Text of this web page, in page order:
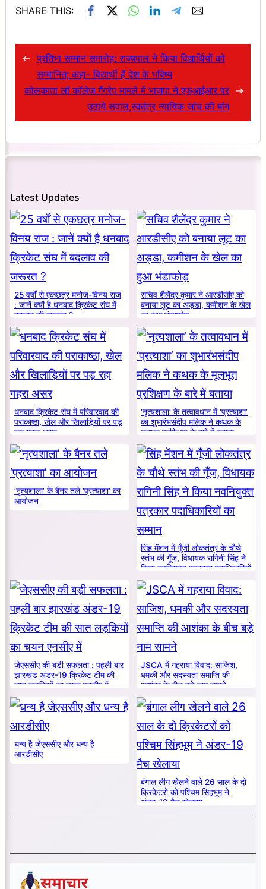
SHARE THIS:
← प्रतिभा सम्मान समारोह: राज्यपाल ने किया विद्यार्थियों को
सम्मानित; कहा- विद्यार्थी हैं देश के भविष्य
कोलकाता लॉ कॉलेज गैंगरेप मामले में भाजपा ने एफआईआर पर
उठाये सवाल,स्वतंत्र न्यायिक जांच की मांग
→
Latest Updates
25 वर्षों से एकछत्र मनोज-विनय राज
: जानें क्यों है धनबाद क्रिकेट संघ में
बदलाव की जरूरत ?
सचिव शैलेंद्र कुमार ने आरडीसीए को
बनाया लूट का अड्डा, कमीशन के खेल
का हुआ भंडाफोड़
धनबाद क्रिकेट संघ में परिवारवाद की
पराकाष्ठा, खेल और खिलाड़ियों पर पड़
रहा गहरा असर
‘नृत्यशाला’ के तत्वावधान में ‘प्रत्याशा’
का शुभारंभसंदीप मलिक ने कथक के
मूलभूत प्रशिक्षण के बारे में बताया
‘नृत्यशाला’ के बैनर तले ‘प्रत्याशा’ का
आयोजन
सिंह मेंशन में गूँजी लोकतंत्र के चौथे
स्तंभ की गूँज, विधायक रागिनी सिंह ने
किया नवनियुक्त पत्रकार पदाधिकारियों
का सम्मान
जेएससीए की बड़ी सफलता : पहली बार
झारखंड अंडर-19 क्रिकेट टीम की
सात लड़कियों का चयन एनसीए में
JSCA में गहराया विवाद: साजिश,
धमकी और सदस्यता समाप्ति की
आशंका के बीच बड़े नाम सामने
धन्य है जेएससीए और धन्य है
आरडीसीए
बंगाल लीग खेलने वाले 26 साल के दो
क्रिकेटरों को पश्चिम सिंहभूम ने
अंडर-19 मैच खेलाया